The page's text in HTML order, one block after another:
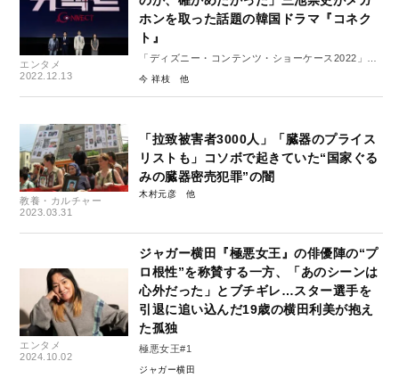
エンタメ
2022.12.13
ホンを取った話題の韓国ドラマ『コネク
ト』
「ディズニー・コンテンツ・ショーケース2022」レ
ポート１
今 祥枝
教養・カルチャー
2023.03.31
「拉致被害者3000人」「臓器のプライス
リストも」コソボで起きていた“国家ぐる
みの臓器密売犯罪”の闇
木村元彦
エンタメ
2024.10.02
ジャガー横田『極悪女王』の俳優陣の“プ
ロ根性”を称賛する一方、「あのシーンは
心外だった」とブチギレ…スター選手を
引退に追い込んだ19歳の横田利美が抱え
た孤独
極悪女王#1
ジャガー横田